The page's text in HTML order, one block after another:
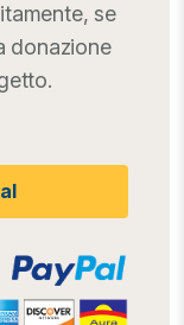
se
donazione